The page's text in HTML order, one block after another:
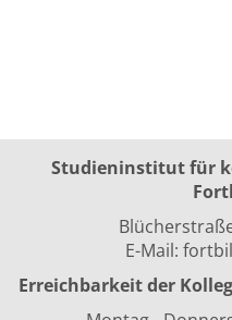
Studieninstitut für
E-Mail:
Erreichbarkeit der